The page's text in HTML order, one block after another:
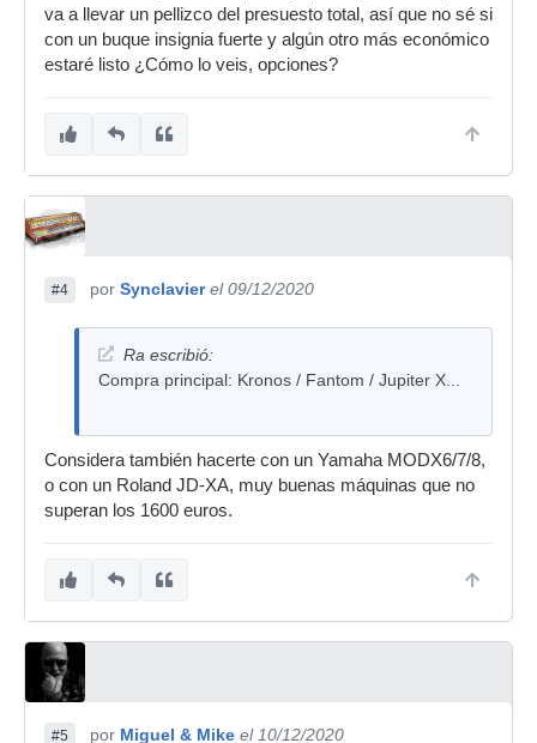
va a llevar un pellizco del presuesto total, así que no sé si
con un buque insignia fuerte y algún otro más económico
estaré listo ¿Cómo lo veis, opciones?
#4 por Synclavier el 09/12/2020
Ra escribió:
Compra principal: Kronos / Fantom / Jupiter X...
Considera también hacerte con un Yamaha MODX6/7/8,
o con un Roland JD-XA, muy buenas máquinas que no
superan los 1600 euros.
#5 por Miguel & Mike el 10/12/2020